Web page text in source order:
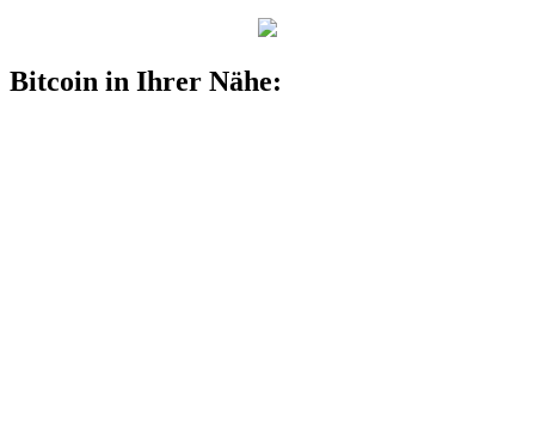
Bitcoin in Ihrer Nähe: